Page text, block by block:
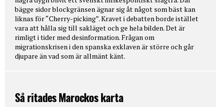
bägge sidor blockgränsen ägnar sig åt något som bäst kan
liknas för “Cherry-picking”. Kravet i debatten borde istället
vara att hålla sig till sakläget och ge hela bilden. Det är
rimligt i tider med desinformation. Frågan om
migrationskrisen i den spanska exklaven är större och går
djupare än vad som är allmänt känt.
Så ritades Marockos karta